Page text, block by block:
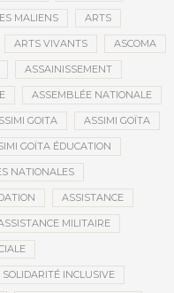
MALIENS ARTS
ARTS VIVANTS ASCOMA
ASSAINISSEMENT
ASSEMBLÉE NATIONALE
GOITA ASSIMI GOÏTA
GOÏTA ÉDUCATION
NATIONALES
ASSISTANCE
MILITAIRE
INCLUSIVE